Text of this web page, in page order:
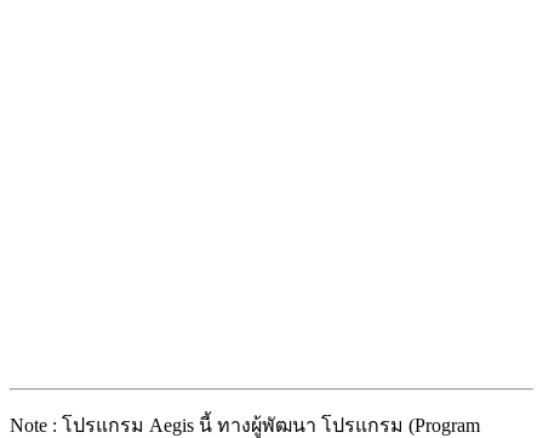
Note : โปรแกรม Aegis นี้ ทางผู้พัฒนา โปรแกรม (Program